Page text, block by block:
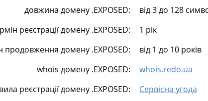
довжина домену .EXPOSED:
від 3 до 128
реєстрації домену .EXPOSED:
1 рік
продовження домену .EXPOSED:
від 1 до 10 років
whois домену .EXPOSED:
whois.redo.ua
реєстрації домену .EXPOSED:
Сервісна угода